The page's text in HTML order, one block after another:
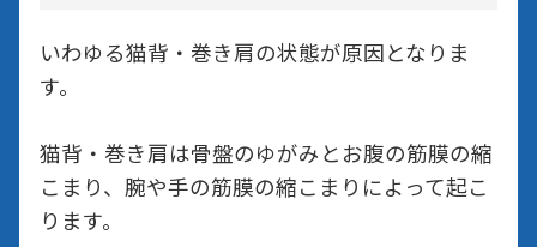
いわゆる猫背・巻き肩の状態が原因となりま
す。
猫背・巻き肩は骨盤のゆがみとお腹の筋膜の縮
こまり、腕や手の筋膜の縮こまりによって起こ
ります。